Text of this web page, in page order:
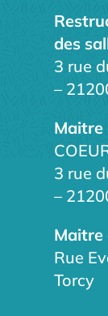
des
3 rue
–
Maitre
3 rue
–
Maitre
Rue
Torcy